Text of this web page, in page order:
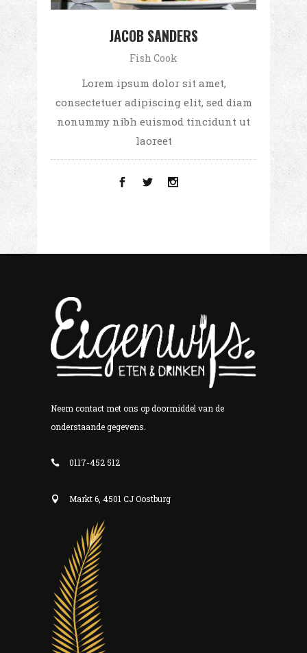
JACOB SANDERS
Fish Cook
Lorem ipsum dolor sit amet,
consectetuer adipiscing elit, sed diam
nonummy nibh euismod tincidunt ut
laoreet
Neem contact met ons op doormiddel van de
onderstaande gegevens.
0117-452 512
Markt 6, 4501 CJ Oostburg